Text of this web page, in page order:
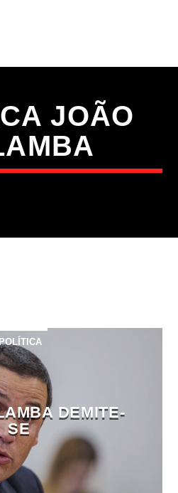
FM
TE
JOÃO
POLÍTICA
DEMITE-
SE